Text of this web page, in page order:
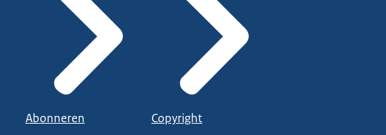
Abonneren Copyright